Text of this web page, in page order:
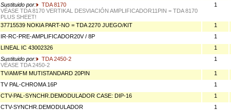
Sustituido por:
TDA 8170
VÉASE TDA 8170 VERTIKAL DESVIACIÓN AMPLIFICADOR11PIN = TDA 8170
PLUS SHEET!
1
37715539 NOKIA PART-NO = TDA 2270 JUEGO/KIT 1
IR-RC-PRE-AMPLIFICADOR20V / 8P 1
LINEAL IC 43002326 1
Sustituido por:
TDA 2450-2
VÉASE TDA 2450-2
1
TV/AM/FM MUTISTANDARD 20PIN 1
TV PAL-CHROMA 16P 1
CTV-PAL-SYNCHR.DEMODULADOR CASE: DIP-16 1
CTV-SYNCHR.DEMODULADOR 1